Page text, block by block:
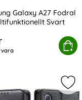
Vinröd
Galaxy A27 Fodral
Svart
Köp
Galaxy A27
Galaxy A27